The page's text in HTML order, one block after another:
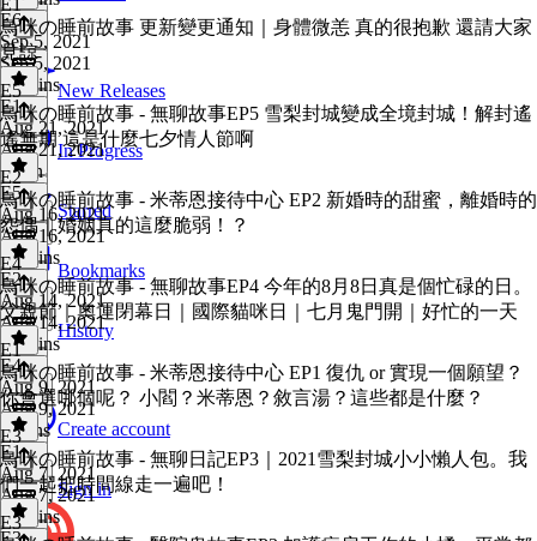
New Releases
In Progress
Starred
Bookmarks
History
Create account
Sign in
E6·
Sep 5, 2021
Sep 5, 2021
20 mins
E1
鳥咪の睡前故事 更新變更通知｜身體微恙 真的很抱歉 還請大家
見諒
E1·
Aug 21, 2021
Aug 21, 2021
1 min
E5
鳥咪の睡前故事 - 無聊故事EP5 雪梨封城變成全境封城！解封遙
遙無期 這是什麼七夕情人節啊
E5·
Aug 16, 2021
Aug 16, 2021
12 mins
E2
鳥咪の睡前故事 - 米蒂恩接待中心 EP2 新婚時的甜蜜，離婚時的
怨偶｜婚姻真的這麼脆弱！？
E2·
Aug 14, 2021
Aug 14, 2021
22 mins
E4
鳥咪の睡前故事 - 無聊故事EP4 今年的8月8日真是個忙碌的日。
父親節｜奧運閉幕日｜國際貓咪日｜七月鬼門開｜好忙的一天
E4·
Aug 9, 2021
Aug 9, 2021
9 mins
E1
鳥咪の睡前故事 - 米蒂恩接待中心 EP1 復仇 or 實現一個願望？
你會選哪個呢？ 小閻？米蒂恩？敘言湯？這些都是什麼？
E1·
Aug 7, 2021
Aug 7, 2021
15 mins
E3
鳥咪の睡前故事 - 無聊日記EP3｜2021雪梨封城小小懶人包。我
們一起把時間線走一遍吧！
E3